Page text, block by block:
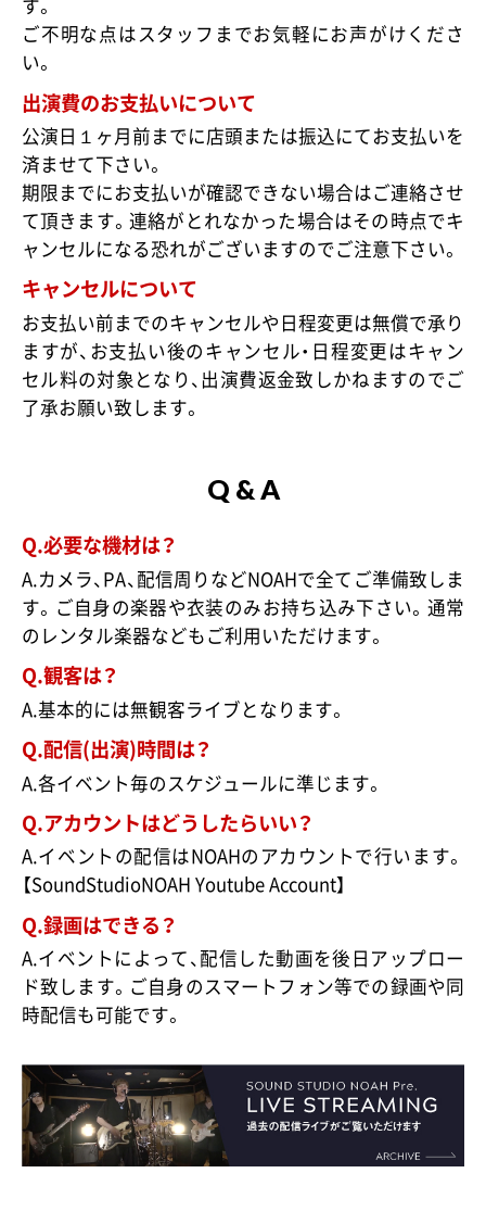
す。
ご不明な点はスタッフまでお気軽にお声がけくださ
い。
出演費のお支払いについて
公演日１ヶ月前までに店頭または振込にてお支払いを
済ませて下さい。
期限までにお支払いが確認できない場合はご連絡させ
て頂きます。連絡がとれなかった場合はその時点でキ
ャンセルになる恐れがございますのでご注意下さい。
キャンセルについて
お支払い前までのキャンセルや日程変更は無償で承り
ますが、お支払い後のキャンセル・日程変更はキャン
セル料の対象となり、出演費返金致しかねますのでご
了承お願い致します。
Q & A
Q.必要な機材は？
A.カメラ、PA、配信周りなどNOAHで全てご準備致しま
す。ご自身の楽器や衣装のみお持ち込み下さい。通常
のレンタル楽器などもご利用いただけます。
Q.観客は？
A.基本的には無観客ライブとなります。
Q.配信(出演)時間は？
A.各イベント毎のスケジュールに準じます。
Q.アカウントはどうしたらいい？
A.イベントの配信はNOAHのアカウントで行います。
【SoundStudioNOAH Youtube Account】
Q.録画はできる？
A.イベントによって、配信した動画を後日アップロー
ド致します。ご自身のスマートフォン等での録画や同
時配信も可能です。